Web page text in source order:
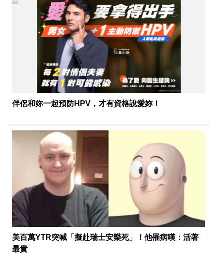
伴侶和妳一起預防HPV，才有資格說愛妳！
美百萬YTR突喊「擬赴瑞士安樂死」！他罹病嘆：活著
最貴